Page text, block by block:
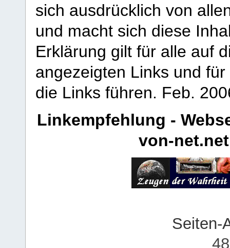
sich ausdrücklich von
und macht sich diese
Erklärung gilt für alle auf
angezeigten Links und
die Links führen. Feb.
Linkempfehlung -
von-net.net
Seiten-